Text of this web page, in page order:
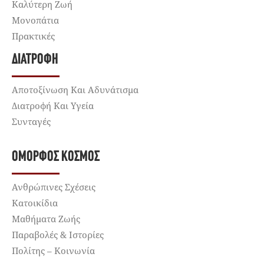
Καλύτερη Ζωή
Μονοπάτια
Πρακτικές
ΔΙΑΤΡΟΦΉ
Αποτοξίνωση Και Αδυνάτισμα
Διατροφή Και Υγεία
Συνταγές
ΌΜΟΡΦΟΣ ΚΌΣΜΟΣ
Ανθρώπινες Σχέσεις
Κατοικίδια
Μαθήματα Ζωής
Παραβολές & Ιστορίες
Πολίτης – Κοινωνία